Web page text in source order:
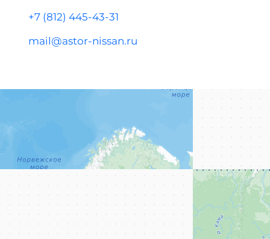
+7 (812) 445-43-31
mail@astor-nissan.ru